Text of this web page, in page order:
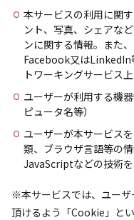
本サービスの利用に関
ント、写真、シェアな
ンに関する情報。また
Facebook又はLinkedIn
トワーキングサービス
ユーザーが利用する機
ピュータ名等）
ユーザーが本サービス
類、ブラウザ言語等の
JavaScriptなどの技術
※本サービスでは、ユーザ
頂けるよう「Cookie」と